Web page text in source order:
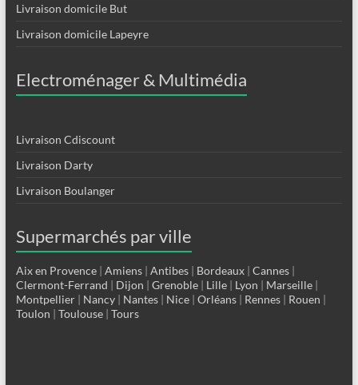
Livraison domicile But
Livraison domicile Lapeyre
Electroménager & Multimédia
Livraison Cdiscount
Livraison Darty
Livraison Boulanger
Supermarchés par ville
Aix en Provence| Amiens| Antibes| Bordeaux| Cannes|
Clermont-Ferrand | Dijon | Grenoble| Lille| Lyon | Marseille|
Montpellier| Nancy| Nantes| Nice| Orléans| Rennes| Rouen |
Toulon | Toulouse| Tours